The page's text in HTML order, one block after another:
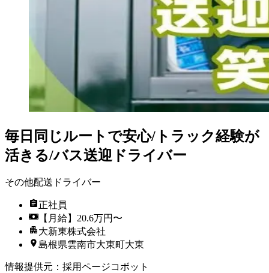
毎日同じルートで安心/トラック経験が
活きる/バス送迎ドライバー
その他配送ドライバー
正社員
【月給】20.6万円〜
大新東株式会社
島根県雲南市大東町大東
情報提供元 ： 採用ページコボット